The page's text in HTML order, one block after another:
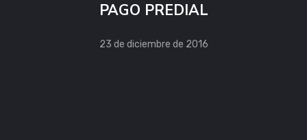
PAGO PREDIAL
23 de diciembre de 2016